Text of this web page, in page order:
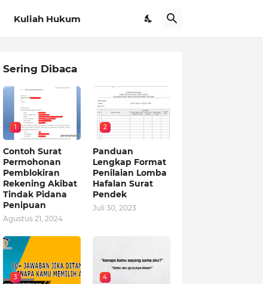
Kuliah Hukum
Sering Dibaca
1
Contoh Surat
Permohonan
Pemblokiran
Rekening Akibat
Tindak Pidana
Penipuan
Agustus 21, 2024
2
Panduan
Lengkap Format
Penilaian Lomba
Hafalan Surat
Pendek
Juli 30, 2023
3 4